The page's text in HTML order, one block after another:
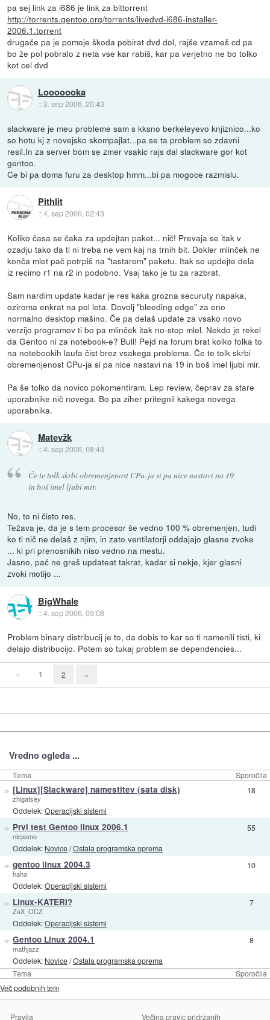
pa sej link za i686 je link za bittorrent
http://torrents.gentoo.org/torrents/livedvd-i686-installer-
2006.1.torrent
drugače pa je pomoje škoda pobirat dvd dol, rajše vzameš cd pa
bo že pol pobralo z neta vse kar rabiš, kar pa verjetno ne bo tolko
kot cel dvd
Looooooka
::3. sep 2006, 20:43
slackware je meu probleme sam s kksno berkeleyevo knjiznico...ko
so hotu kj z novejsko skompajlat...pa se ta problem so zdavni
resil.In za server bom se zmer vsakic rajs dal slackware gor kot
gentoo.
Ce bi pa doma furu za desktop hmm...bi pa mogoce razmislu.
Pithlit
::4. sep 2006, 02:43
Koliko časa se čaka za updejtan paket... nič! Prevaja se itak v
ozadju tako da ti ni treba ne vem kaj na trnih bit. Dokler mlinček ne
konča mlet pač potrpiš na "tastarem" paketu. Itak se updejte dela
iz recimo r1 na r2 in podobno. Vsaj tako je tu za razbrat.
Sam nardim update kadar je res kaka grozna securuty napaka,
oziroma enkrat na pol leta. Dovolj "bleeding edge" za eno
normalno desktop mašino. Če pa delaš update za vsako novo
verzijo programov ti bo pa mlinček itak no-stop mlel. Nekdo je rekel
da Gentoo ni za notebook-e? Bull! Pejd na forum brat kolko folka to
na notebookih laufa čist brez vsakega problema. Če te tolk skrbi
obremenjenost CPu-ja si pa nice nastavi na 19 in boš imel ljubi mir.
Pa še tolko da novico pokomentiram. Lep review, čeprav za stare
uporabnike nič novega. Bo pa ziher pritegnil kakega novega
uporabnika.
Matevžk
::4. sep 2006, 08:43
Če te tolk skrbi obremenjenost CPu-ja si pa nice nastavi na 19
in boš imel ljubi mir.
No, to ni čisto res.
Težava je, da je s tem procesor še vedno 100 % obremenjen, tudi
ko ti nič ne delaš z njim, in zato ventilatorji oddajajo glasne zvoke
... ki pri prenosnikih niso vedno na mestu.
Jasno, pač ne greš updateat takrat, kadar si nekje, kjer glasni
zvoki motijo ...
BigWhale
::4. sep 2006, 09:08
Problem binary distribucij je to, da dobis to kar so ti namenili tisti, ki
delajo distribucijo. Potem so tukaj problem se dependencies...
« 1 2 »
Vredno ogleda ...
Tema Sporočila
Tema Sporočila
» [Linux][Slackware] namestitev (sata disk)
zhigatsey
Oddelek:Operacijski sistemi
18
» Prvi test Gentoo linux 2006.1
nicjasno
Oddelek: Novice/Ostala programska oprema
55
» gentoo linux 2004.3
haha
Oddelek:Operacijski sistemi
10
» Linux-KATERI?
ZaX_OCZ
Oddelek:Operacijski sistemi
7
» Gentoo Linux 2004.1
mathjazz
Oddelek: Novice/Ostala programska oprema
8
Več podobnih tem
Pravila Večina pravic pridržanih